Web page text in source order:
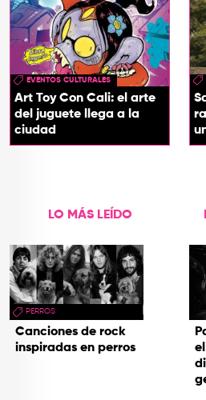
EVENTOS CULTURALES
Art Toy Con Cali: el arte
del juguete llega a la
ciudad
LO MÁS LEÍDO
PERROS
Canciones de rock
inspiradas en perros